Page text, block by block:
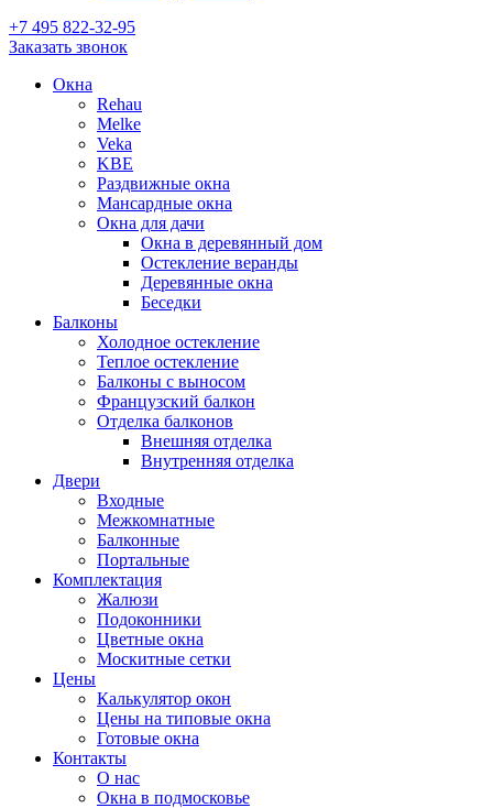
+7 495 822-32-95
Заказать звонок
Окна
Rehau
Melke
Veka
KBE
Раздвижные окна
Мансардные окна
Окна для дачи
Окна в деревянный дом
Остекление веранды
Деревянные окна
Беседки
Балконы
Холодное остекление
Теплое остекление
Балконы с выносом
Французский балкон
Отделка балконов
Внешняя отделка
Внутренняя отделка
Двери
Входные
Межкомнатные
Балконные
Портальные
Комплектация
Жалюзи
Подоконники
Цветные окна
Москитные сетки
Цены
Калькулятор окон
Цены на типовые окна
Готовые окна
Контакты
О нас
Окна в подмосковье